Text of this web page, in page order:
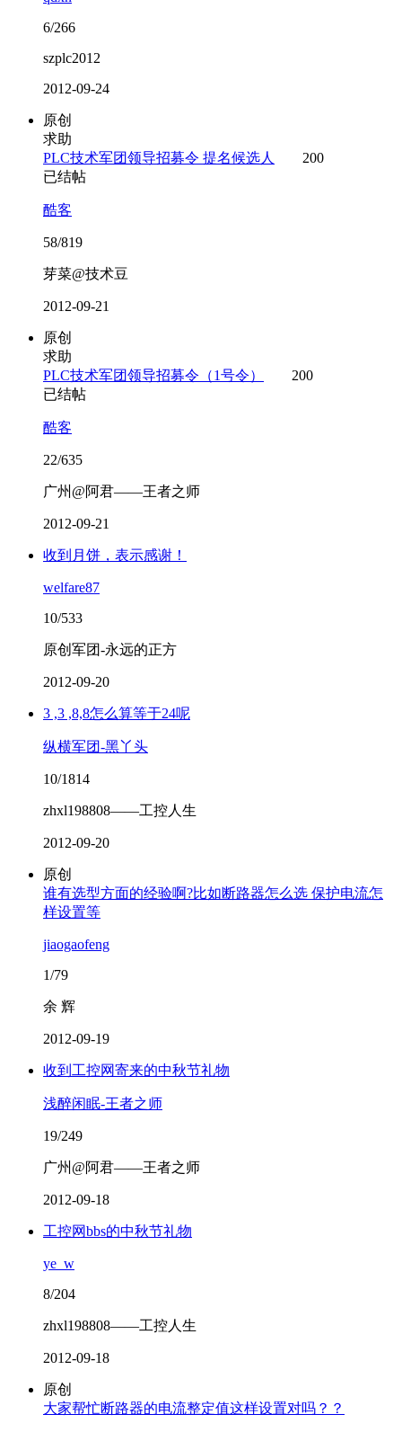
6/266
szplc2012
2012-09-24
原创
求助
PLC技术军团领导招募令 提名候选人
200
已结帖
酷客
58/819
芽菜@技术豆
2012-09-21
原创
求助
PLC技术军团领导招募令（1号令）
200
已结帖
酷客
22/635
广州@阿君——王者之师
2012-09-21
收到月饼，表示感谢！
welfare87
10/533
原创军团-永远的正方
2012-09-20
3 ,3 ,8,8怎么算等于24呢
纵横军团-黑丫头
10/1814
zhxl198808——工控人生
2012-09-20
原创
谁有选型方面的经验啊?比如断路器怎么选 保护电流怎
样设置等
jiaogaofeng
1/79
余 辉
2012-09-19
收到工控网寄来的中秋节礼物
浅醉闲眠-王者之师
19/249
广州@阿君——王者之师
2012-09-18
工控网bbs的中秋节礼物
ye_w
8/204
zhxl198808——工控人生
2012-09-18
原创
大家帮忙断路器的电流整定值这样设置对吗？？